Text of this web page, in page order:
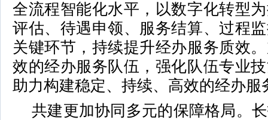
全流程智能化水平，以数字化转型
评估、待遇申领、服务结算、过程
关键环节，持续提升经办服务质效
效的经办服务队伍，强化队伍专业
助力构建稳定、持续、高效的经办服
共建更加协同多元的保障格局。